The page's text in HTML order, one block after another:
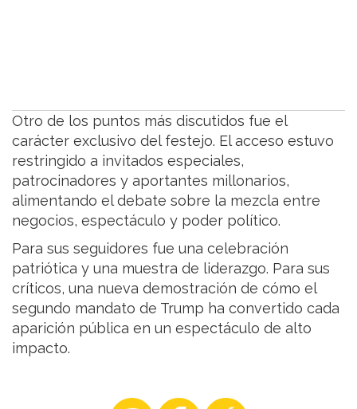
Otro de los puntos más discutidos fue el
carácter exclusivo del festejo. El acceso estuvo
restringido a invitados especiales,
patrocinadores y aportantes millonarios,
alimentando el debate sobre la mezcla entre
negocios, espectáculo y poder político.
Para sus seguidores fue una celebración
patriótica y una muestra de liderazgo. Para sus
críticos, una nueva demostración de cómo el
segundo mandato de Trump ha convertido cada
aparición pública en un espectáculo de alto
impacto.